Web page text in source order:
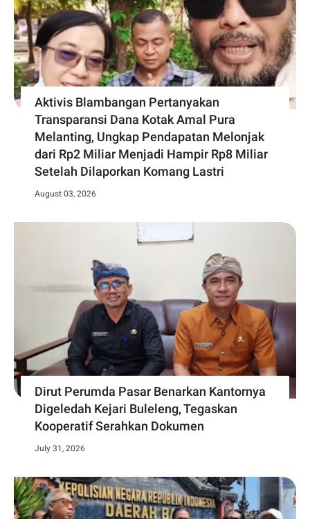
Aktivis Blambangan Pertanyakan
Transparansi Dana Kotak Amal Pura
Melanting, Ungkap Pendapatan Melonjak
dari Rp2 Miliar Menjadi Hampir Rp8 Miliar
Setelah Dilaporkan Komang Lastri
August 03, 2026
Dirut Perumda Pasar Benarkan Kantornya
Digeledah Kejari Buleleng, Tegaskan
Kooperatif Serahkan Dokumen
July 31, 2026